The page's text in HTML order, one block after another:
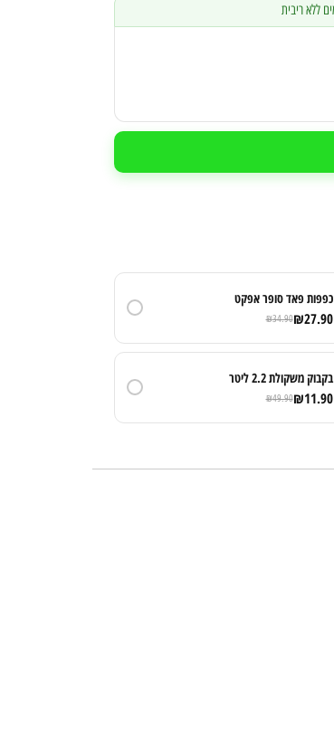
כפפות פאד סופר אפקט
₪27.90
₪34.90
בקבוק משקולת 2.2 ליטר
₪11.90
₪49.90